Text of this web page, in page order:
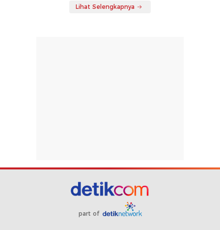
Lihat Selengkapnya
part of